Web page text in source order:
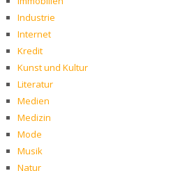
Industrie
Internet
Kredit
Kunst und Kultur
Literatur
Medien
Medizin
Mode
Musik
Natur